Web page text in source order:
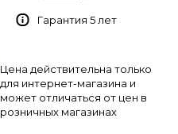
Гарантия 5 лет
Цена действительна только
для интернет-магазина и
может отличаться от цен в
розничных магазинах